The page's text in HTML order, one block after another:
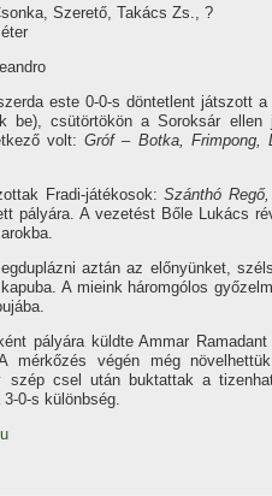
Szerető, Takács Zs., ?
este 0-0-s döntetlent játszott
be), csütörtökön a Soroksár
volt:Gróf – Botka, Frimpong,
Fradi-játékosok:Szánthó
pályára. A vezetést Bőle Lukács
aztán az előnyünket,
A mieink háromgólos
pályára küldte Ammar
mérkőzés végén még
szép csel után buktattak a
0-s különbség.